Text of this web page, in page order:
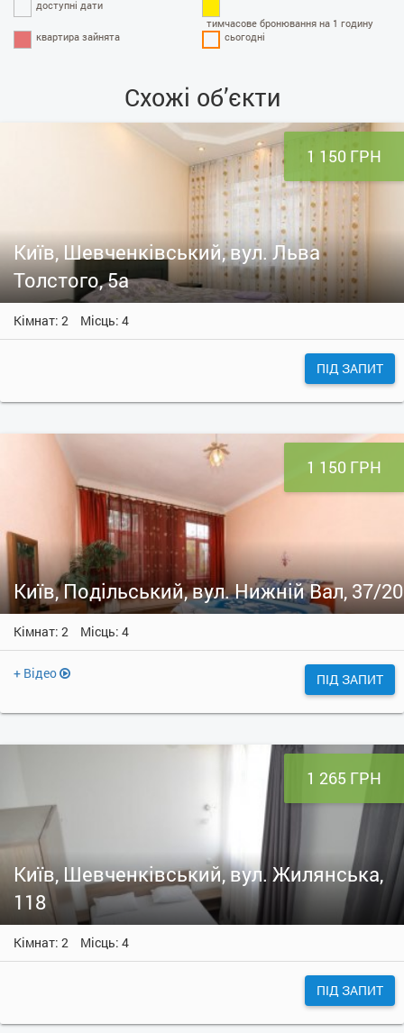
доступні дати
тимчасове бронювання на 1 годину
квартира зайнята
сьогодні
Схожі об’єкти
1 150 ГРН
Київ, Шевченківський, вул. Льва
Толстого, 5а
Кімнат: 2 Місць: 4
ПІД ЗАПИТ
1 150 ГРН
Київ, Подільський, вул. Нижній Вал, 37/20
Кімнат: 2 Місць: 4
+ Відео ПІД ЗАПИТ
1 265 ГРН
Київ, Шевченківський, вул. Жилянська,
118
Кімнат: 2 Місць: 4
ПІД ЗАПИТ